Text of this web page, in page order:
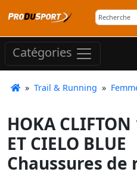
Catégories
» Trail & Running »
HOKA CLIFTON
ET CIELO BLUE
Chaussures de